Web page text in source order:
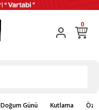
0
Doğum Günü Kutlama